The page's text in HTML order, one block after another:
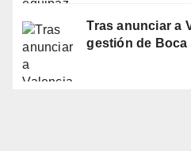
Tras anunciar a
gestión de